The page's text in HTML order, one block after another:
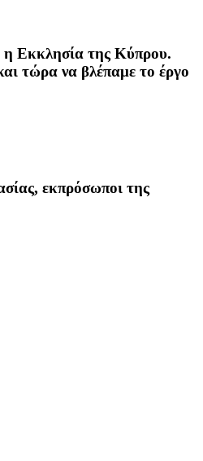
η Εκκλησία της Κύπρου.
τώρα να βλέπαμε το έργο
εκπρόσωποι της